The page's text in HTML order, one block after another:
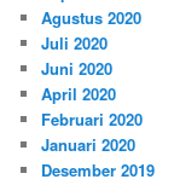
Agustus 2020
Juli 2020
Juni 2020
April 2020
Februari 2020
Januari 2020
Desember 2019